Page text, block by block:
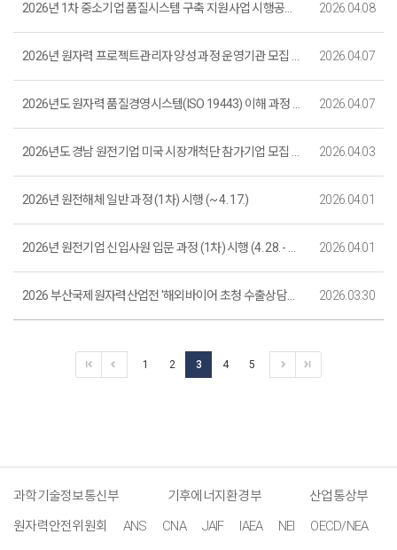
2026년 1차 중소기업 품질시스템 구축 지원사업 시행공고 (마감) 2026.04.08
2026년 원자력 프로젝트관리자 양성 과정 운영기관 모집 공고(마감) 2026.04.07
2026년도 원자력 품질경영시스템(ISO 19443) 이해 과정 운영기관 모집 공고(마감) 2026.04.07
2026년도 경남 원전기업 미국 시장개척단 참가기업 모집 공고(~4. 13.) 2026.04.03
2026년 원전해체 일반 과정 (1차) 시행 (~ 4. 17.) 2026.04.01
2026년 원전기업 신입사원 입문 과정 (1차) 시행 (4. 28. - 4. 30.) 2026.04.01
2026 부산국제원자력산업전 '해외바이어 초청 수출상담회' 개최 및 참가 안내 (~4. 10. 마감) 2026.03.30
1 2 3 4 5
과학기술정보통신부 기후에너지환경부
산업통상부
원자력안전위원회
ANS CNA JAIF IAEA NEI
OECD/NEA